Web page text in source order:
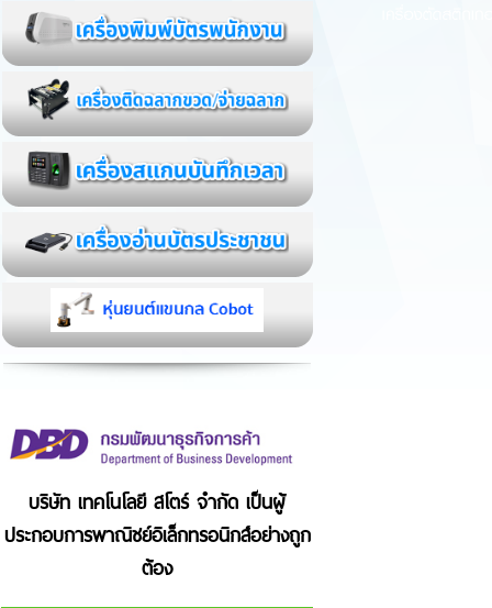
บริษัท เทคโนโลยี สโตร์ จำกัด เป็นผู้
ประกอบการพาณิชย์อิเล็กทรอนิกส์อย่างถูก
ต้อง